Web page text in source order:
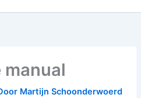
manual
Martijn Schoonderwoerd